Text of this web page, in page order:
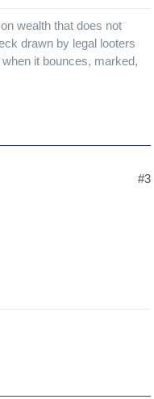
wealth that does not
drawn by legal looters
it bounces, marked,
#3